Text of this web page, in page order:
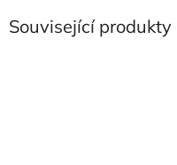
Související produkty